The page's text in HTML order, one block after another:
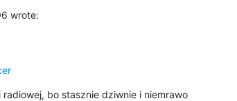
wrote:
bo stasznie dziwnie i niemrawo